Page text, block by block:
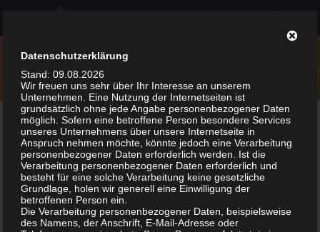
MARKIERT:SPIELEERFINDERMESSE
Datenschutzerklärung
Stand: 09.08.2026
Wir freuen uns sehr über Ihr Interesse an unserem
Unternehmen. Eine Nutzung der Internetseiten ist
grundsätzlich ohne jede Angabe personenbezogener Daten
möglich. Sofern eine betroffene Person besondere Services
unseres Unternehmens über unsere Internetseite in
Anspruch nehmen möchte, könnte jedoch eine Verarbeitung
personenbezogener Daten erforderlich werden. Ist die
Verarbeitung personenbezogener Daten erforderlich und
besteht für eine solche Verarbeitung keine gesetzliche
Grundlage, holen wir generell eine Einwilligung der
betroffenen Person ein.
Die Verarbeitung personenbezogener Daten, beispielsweise
des Namens, der Anschrift, E-Mail-Adresse oder